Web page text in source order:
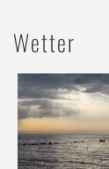
Wetter